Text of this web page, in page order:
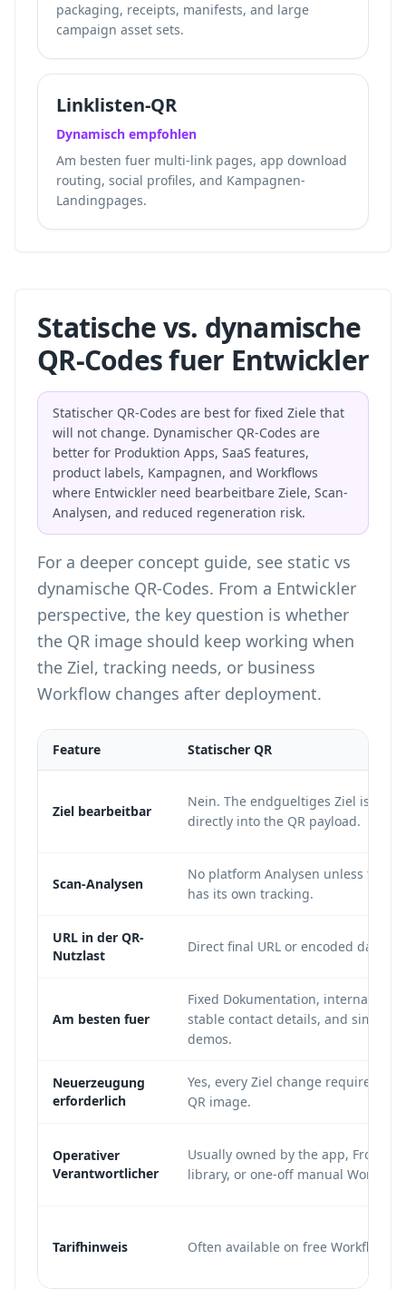
packaging, receipts, manifests, and large
campaign asset sets.
Linklisten-QR
Dynamisch empfohlen
Am besten fuer multi-link pages, app download
routing, social profiles, and Kampagnen-
Landingpages.
Statische vs. dynamische
QR-Codes fuer Entwickler
Statischer QR-Codes are best for fixed Ziele that
will not change. Dynamischer QR-Codes are
better for Produktion Apps, SaaS features,
product labels, Kampagnen, and Workflows
where Entwickler need bearbeitbare Ziele, Scan-
Analysen, and reduced regeneration risk.
For a deeper concept guide, see static vs
dynamische QR-Codes. From a Entwickler
perspective, the key question is whether
the QR image should keep working when
the Ziel, tracking needs, or business
Workflow changes after deployment.
Feature Statischer QR
Ziel bearbeitbar
Nein. The endgueltiges Ziel is
directly into the QR payload.
Scan-Analysen
No platform Analysen unless the
has its own tracking.
URL in der QR-
Nutzlast
Direct final URL or encoded data.
Am besten fuer
Fixed Dokumentation, internal
stable contact details, and simple
demos.
Neuerzeugung
erforderlich
Yes, every Ziel change requires a
QR image.
Operativer
Verantwortlicher
Usually owned by the app,
library, or one-off manual Workflow.
Tarifhinweis Often available on free Workflows.